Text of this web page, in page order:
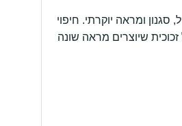
ומראה יוקרתי. חיפוי
שיוצרים מראה שונה